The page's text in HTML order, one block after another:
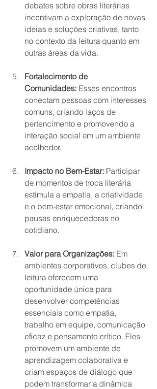
debates sobre obras literárias
incentivam a exploração de novas
ideias e soluções criativas, tanto
no contexto da leitura quanto em
outras áreas da vida.
Fortalecimento de
Comunidades: Esses encontros
conectam pessoas com interesses
comuns, criando laços de
pertencimento e promovendo a
interação social em um ambiente
acolhedor.
Impacto no Bem-Estar: Participar
de momentos de troca literária
estimula a empatia, a criatividade
e o bem-estar emocional, criando
pausas enriquecedoras no
cotidiano.
Valor para Organizações: Em
ambientes corporativos, clubes de
leitura oferecem uma
oportunidade única para
desenvolver competências
essenciais como empatia,
trabalho em equipe, comunicação
eficaz e pensamento crítico. Eles
promovem um ambiente de
aprendizagem colaborativa e
criam espaços de diálogo que
podem transformar a dinâmica